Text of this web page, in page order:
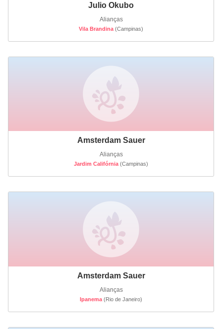
Julio Okubo
Alianças
Vila Brandina (Campinas)
Amsterdam Sauer
Alianças
Jardim Califórnia (Campinas)
Amsterdam Sauer
Alianças
Ipanema (Rio de Janeiro)